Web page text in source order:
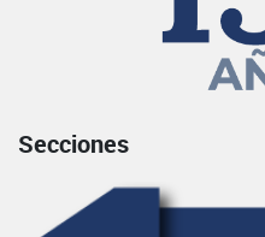
Secciones